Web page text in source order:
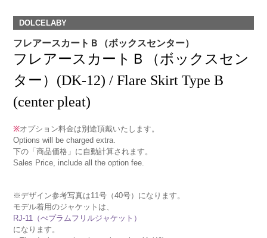
DOLCELABY
フレアースカートＢ（ボックスセンター）
フレアースカートＢ（ボックスセン
ター）(DK-12) / Flare Skirt Type B
(center pleat)
※オプション料金は別途頂戴いたします。
Options will be charged extra.
下の「商品価格」に自動計算されます。
Sales Price, include all the option fee.
※デザイン参考写真は11号（40号）になります。
モデル着用のジャケットは、
RJ-11（ぺプラムフリルジャケット）
になります。